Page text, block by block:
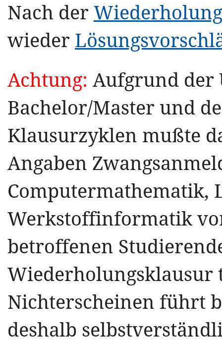
Nach der
wieder
Achtung: Aufgrund der
Bachelor/Master und
Klausurzyklen mußte
Angaben
Computermathematik,
Werkstoffinformatik
betroffenen
Wiederholungsklausur
Nichterscheinen führt
deshalb